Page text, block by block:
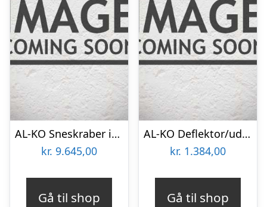
AL-KO Sneskraber inkl. monteringsramme – tilbehør til Havetraktor
kr. 9.645,00
Gå til shop
AL-KO Deflektor/udkastertud – tilbehør til Havetraktor
kr. 1.384,00
Gå til shop